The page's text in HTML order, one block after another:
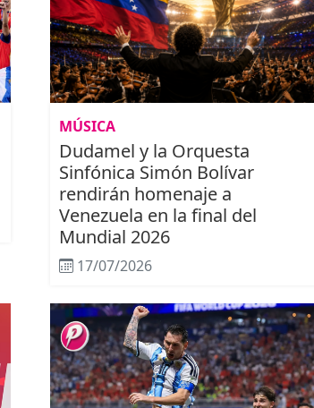
MÚSICA
Dudamel y la Orquesta
Sinfónica Simón Bolívar
rendirán homenaje a
Venezuela en la final del
Mundial 2026
17/07/2026